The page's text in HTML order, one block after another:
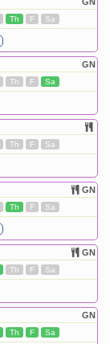
Th F Sa
GN
Th F Sa
Th F Sa
GN
Th F Sa
GN
Th F Sa
GN
Th F Sa